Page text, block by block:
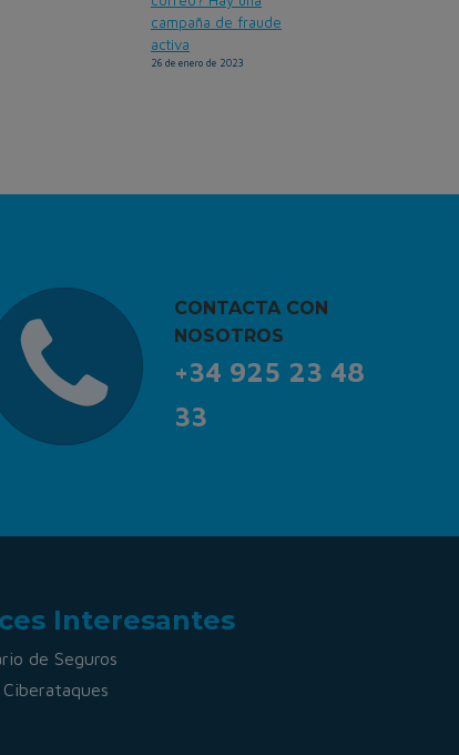
campaña de fraude
activa
26 de enero de 2023
CONTACTA CON
NOSOTROS
+34 925 23 48
33
Interesantes
de Seguros